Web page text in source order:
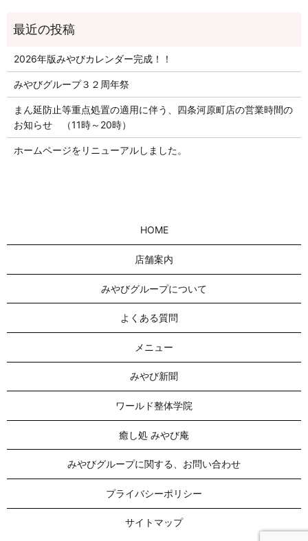
2026年版みやびカレンダー完成！！
みやびグループ３２周年祭
まん延防止等重点処置の適用に伴う、四条河原町店の営業時間の
お知らせ （11時～20時）
ホームページをリニューアルしました。
HOME
店舗案内
みやびグループについて
よくある質問
メニュー
みやび新聞
ワールド整体学院
癒し処 みやび庵
みやびグループに関する、お問い合わせ
プライバシーポリシー
サイトマップ